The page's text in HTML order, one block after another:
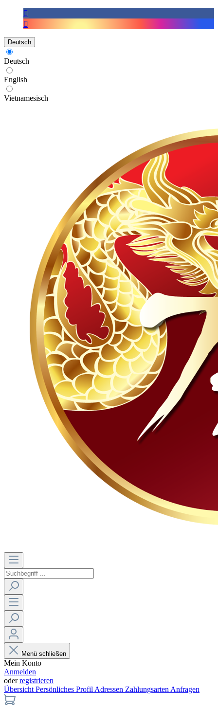
Deutsch
Deutsch
English
Vietnamesisch
Menü schließen
Mein Konto
Anmelden
oderregistrieren
Übersicht Persönliches Profil Adressen Zahlungsarten Anfragen